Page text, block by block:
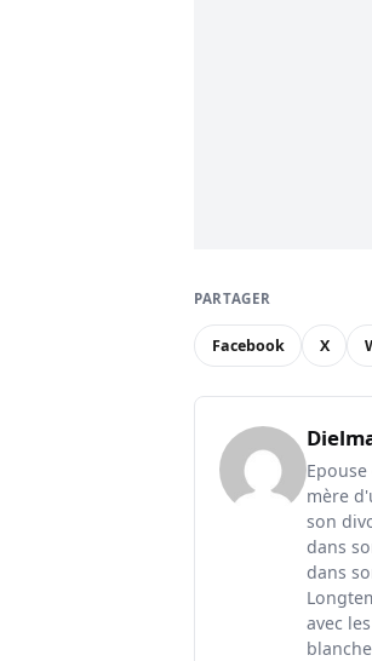
PARTAGER
Facebook X
mère
son
dans
dans
avec